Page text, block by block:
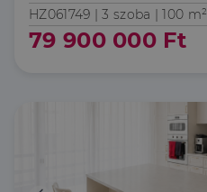
HZ061749 |3 szoba | 100 m²
79 900 000 Ft